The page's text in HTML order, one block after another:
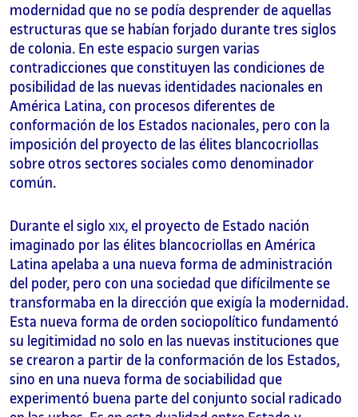
modernidad que no se podía desprender de aquellas
estructuras que se habían forjado durante tres siglos
de colonia. En este espacio surgen varias
contradicciones que constituyen las condiciones de
posibilidad de las nuevas identidades nacionales en
América Latina, con procesos diferentes de
conformación de los Estados nacionales, pero con la
imposición del proyecto de las élites blancocriollas
sobre otros sectores sociales como denominador
común.
Durante el siglo XIX, el proyecto de Estado nación
imaginado por las élites blancocriollas en América
Latina apelaba a una nueva forma de administración
del poder, pero con una sociedad que difícilmente se
transformaba en la dirección que exigía la modernidad.
Esta nueva forma de orden sociopolítico fundamentó
su legitimidad no solo en las nuevas instituciones que
se crearon a partir de la conformación de los Estados,
sino en una nueva forma de sociabilidad que
experimentó buena parte del conjunto social radicado